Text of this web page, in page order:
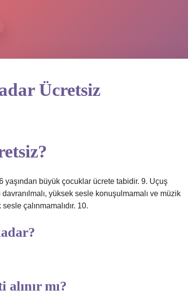
Ücretsiz
yaşından büyük çocuklar ücrete tabidir. 9. Uçuş
yüksek sesle konuşulmamalı ve müzik
çalınmamalıdır. 10.
mı?